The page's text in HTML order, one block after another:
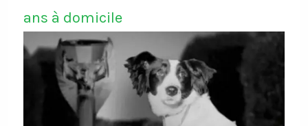
ans à domicile